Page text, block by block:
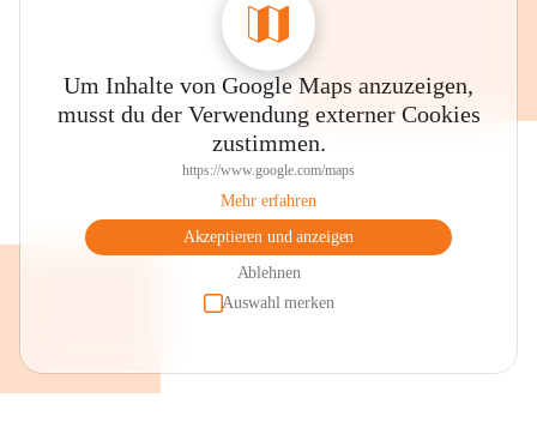
Um Inhalte von Google Maps anzuzeigen,
musst du der Verwendung externer Cookies
zustimmen.
https://www.google.com/maps
Mehr erfahren
Akzeptieren und anzeigen
Ablehnen
Auswahl merken